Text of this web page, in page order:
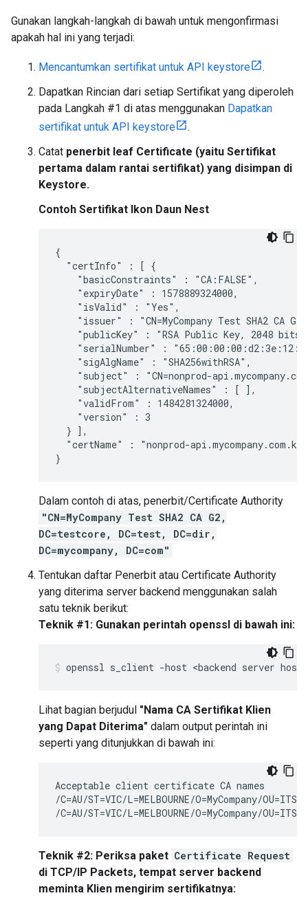
Gunakan langkah-langkah di bawah untuk mengonfirmasi
apakah hal ini yang terjadi:
Mencantumkan sertifikat untuk API keystore
.
Dapatkan Rincian dari setiap Sertifikat yang diperoleh
pada Langkah #1 di atas menggunakan Dapatkan
sertifikat untuk API keystore
.
Catat penerbit leaf Certificate (yaitu Sertifikat
pertama dalam rantai sertifikat) yang disimpan di
Keystore.
Contoh Sertifikat Ikon Daun Nest
{
  "certInfo" : [ {
    "basicConstraints" : "CA:FALSE",
    "expiryDate" : 1578889324000,
    "isValid" : "Yes",
"issuer" : "CN=MyCompany Test SHA2 CA
"publicKey" : "RSA Public Key, 2048
"serialNumber" :
    "sigAlgName" : "SHA256withRSA",
"subject" : "CN=nonprod-
    "subjectAlternativeNames" : [ ],
    "validFrom" : 1484281324000,
    "version" : 3
  } ],
"certName" : "nonprod-
}
Dalam contoh di atas, penerbit/Certificate Authority
"CN=MyCompany Test SHA2 CA G2,
DC=testcore, DC=test, DC=dir,
DC=mycompany, DC=com"
Tentukan daftar Penerbit atau Certificate Authority
yang diterima server backend menggunakan salah
satu teknik berikut:
Teknik #1: Gunakan perintah openssl di bawah ini:
Lihat bagian berjudul "Nama CA Sertifikat Klien
yang Dapat Diterima" dalam output perintah ini
seperti yang ditunjukkan di bawah ini:
Acceptable client certificate CA names
/C=AU/ST=VIC/L=MELBOURNE/O=MyCompany/
/C=AU/ST=VIC/L=MELBOURNE/O=MyCompany/
Teknik #2: Periksa paket Certificate Request
di TCP/IP Packets, tempat server backend
meminta Klien mengirim sertifikatnya: